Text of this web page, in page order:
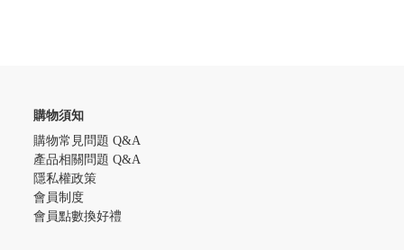
購物須知
購物常見問題 Q&A
產品相關問題 Q&A
隱私權政策
會員制度
會員點數換好禮